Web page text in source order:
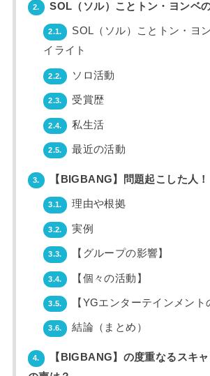
2. SOL（ソル）ことトン・ヨンベ
2.1.
SOL（ソル）ことトン・ヨ
イライト
2.2. ソロ活動
2.3. 受賞歴
2.4. 私生活
2.5. 最近の活動
3. 【BIGBANG】問題起こした人！
3.1. 理由や根拠
3.2. 実例
3.3. 【グループの影響】
3.4. 【個々の活動】
3.5. 【YGエンターテインメント
3.6. 結論（まとめ）
4.
【BIGBANG】の度重なるスキ